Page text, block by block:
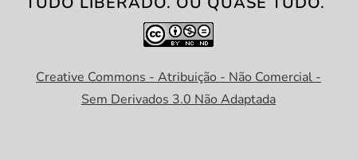
Creative Commons - Atribuição - Não Comercial -
Sem Derivados 3.0 Não Adaptada